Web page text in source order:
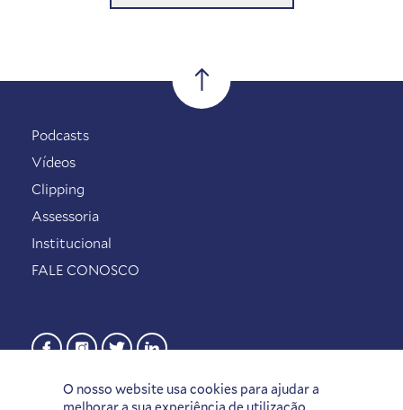
O nosso website usa cookies para ajudar a
Podcasts
Vídeos
Clipping
Assessoria
Institucional
FALE CONOSCO